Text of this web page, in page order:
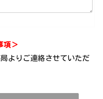
項＞
よりご連絡させていただ